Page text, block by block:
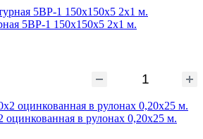
5ВР-1 150х150х5 2х1 м.
оцинкованная в рулонах 0,20х25 м.